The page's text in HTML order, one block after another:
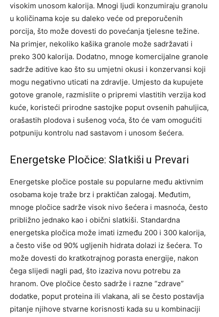
visokim unosom kalorija. Mnogi ljudi konzumiraju granolu
u količinama koje su daleko veće od preporučenih
porcija, što može dovesti do povećanja tjelesne težine.
Na primjer, nekoliko kašika granole može sadržavati i
preko 300 kalorija. Dodatno, mnoge komercijalne granole
sadrže aditive kao što su umjetni okusi i konzervansi koji
mogu negativno uticati na zdravlje. Umjesto da kupujete
gotove granole, razmislite o pripremi vlastitih verzija kod
kuće, koristeći prirodne sastojke poput ovsenih pahuljica,
orašastih plodova i sušenog voća, što će vam omogućiti
potpuniju kontrolu nad sastavom i unosom šećera.
Energetske Pločice: Slatkiši u Prevari
Energetske pločice postale su popularne među aktivnim
osobama koje traže brz i praktičan zalogaj. Međutim,
mnoge pločice sadrže visok nivo šećera i masnoća, često
približno jednako kao i obični slatkiši. Standardna
energetska pločica može imati između 200 i 300 kalorija,
a često više od 90% ugljenih hidrata dolazi iz šećera. To
može dovesti do kratkotrajnog porasta energije, nakon
čega slijedi nagli pad, što izaziva novu potrebu za
hranom. Ove pločice često sadrže i razne “zdrave”
dodatke, poput proteina ili vlakana, ali se često postavlja
pitanje njihove stvarne korisnosti kada su u kombinaciji